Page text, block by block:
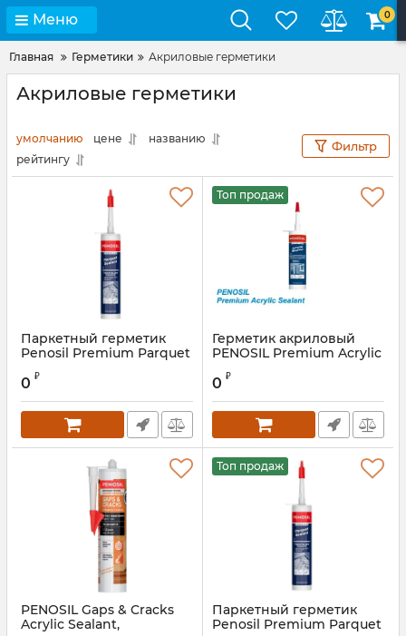
Меню 0
Главная Герметики Акриловые герметики
Акриловые герметики
умолчанию цене
названию
рейтингу
Фильтр
Паркетный герметик
Penosil Premium Parquet
0 ₽
Топ продаж
Герметик акриловый
PENOSIL Premium Acrylic
0 ₽
PENOSIL Gaps & Cracks
Acrylic Sealant,
Топ продаж
Паркетный герметик
Penosil Premium Parquet